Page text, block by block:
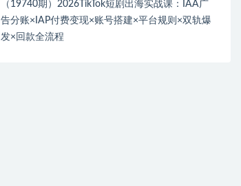
（19740期）2026TikTok短剧出海实战课：IAA广
告分账×IAP付费变现×账号搭建×平台规则×双轨爆
发×回款全流程